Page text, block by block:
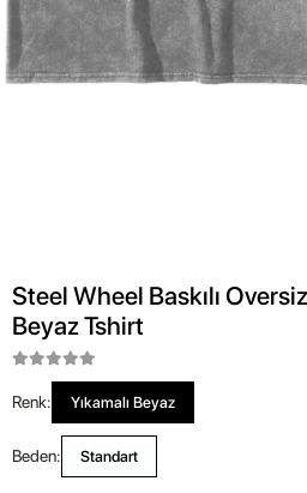
Steel Wheel Baskılı
Beyaz Tshirt
Renk: Yıkamalı Beyaz
Beden: Standart